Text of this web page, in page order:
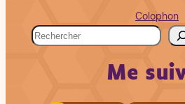
Colophon
R
Me